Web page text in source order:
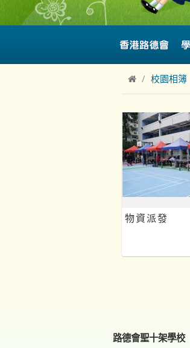
校園相簿
物資派發
路德會聖十架學校